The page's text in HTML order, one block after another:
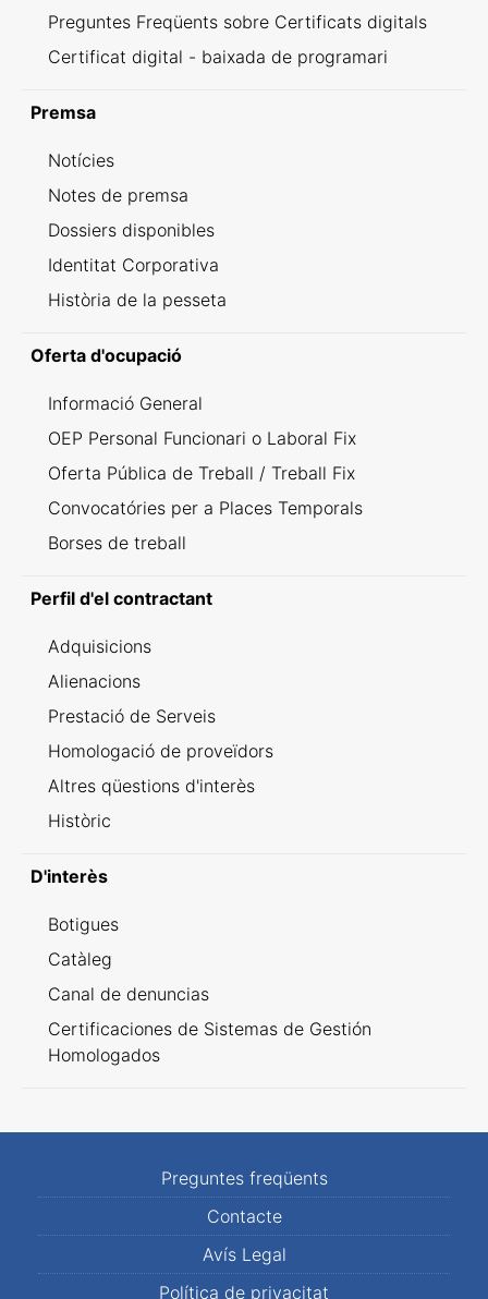
Preguntes Freqüents sobre Certificats digitals
Certificat digital - baixada de programari
Premsa
Notícies
Notes de premsa
Dossiers disponibles
Identitat Corporativa
Història de la pesseta
Oferta d'ocupació
Informació General
OEP Personal Funcionari o Laboral Fix
Oferta Pública de Treball / Treball Fix
Convocatóries per a Places Temporals
Borses de treball
Perfil d'el contractant
Adquisicions
Alienacions
Prestació de Serveis
Homologació de proveïdors
Altres qüestions d'interès
Històric
D'interès
Botigues
Catàleg
Canal de denuncias
Certificaciones de Sistemas de Gestión
Homologados
Preguntes freqüents
Contacte
Avís Legal
Política de privacitat